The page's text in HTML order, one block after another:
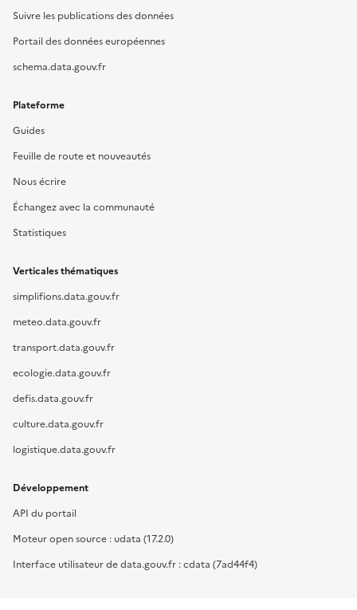
Suivre les publications des données
Portail des données européennes
schema.data.gouv.fr
Plateforme
Guides
Feuille de route et nouveautés
Nous écrire
Échangez avec la communauté
Statistiques
Verticales thématiques
simplifions.data.gouv.fr
meteo.data.gouv.fr
transport.data.gouv.fr
ecologie.data.gouv.fr
defis.data.gouv.fr
culture.data.gouv.fr
logistique.data.gouv.fr
Développement
API du portail
Moteur open source : udata (17.2.0)
Interface utilisateur de data.gouv.fr : cdata (7ad44f4)